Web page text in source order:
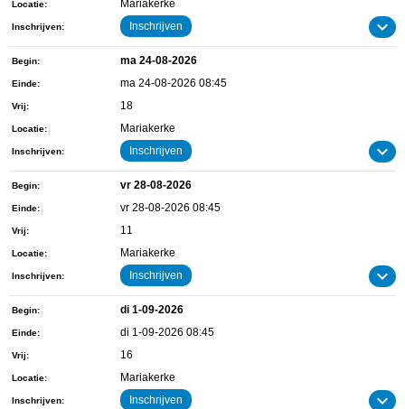
Locatie Mariakerke
Inschrijven Inschrijven
Begin ma 24-08-2026
Einde ma 24-08-2026 08:45
Vrij 18
Locatie Mariakerke
Inschrijven Inschrijven
Begin vr 28-08-2026
Einde vr 28-08-2026 08:45
Vrij 11
Locatie Mariakerke
Inschrijven Inschrijven
Begin di 1-09-2026
Einde di 1-09-2026 08:45
Vrij 16
Locatie Mariakerke
Inschrijven Inschrijven